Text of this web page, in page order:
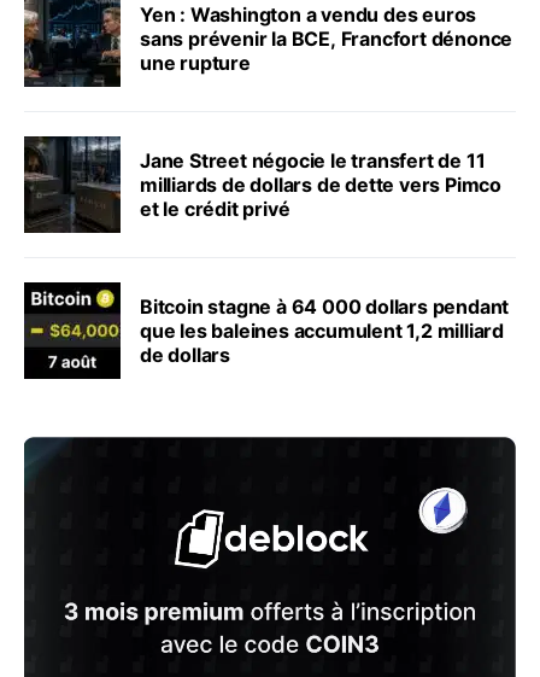
Yen : Washington a vendu des euros
sans prévenir la BCE, Francfort dénonce
une rupture
Jane Street négocie le transfert de 11
milliards de dollars de dette vers Pimco
et le crédit privé
Bitcoin stagne à 64 000 dollars pendant
que les baleines accumulent 1,2 milliard
de dollars